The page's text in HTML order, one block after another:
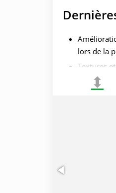
lors de la
Textures
agréables;
plus
⬍